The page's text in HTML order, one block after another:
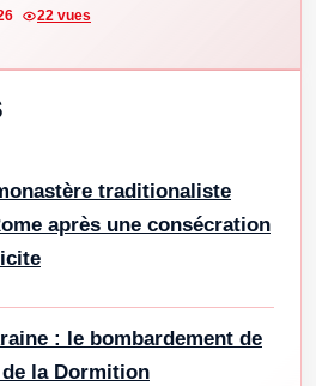
22 vues
traditionaliste
après une consécration
: le bombardement de
la Dormition